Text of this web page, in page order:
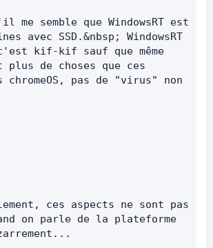
me semble que WindowsRT est
avec SSD.&nbsp; WindowsRT
c'est kif-kif sauf que même
plus de choses que ces
chromeOS, pas de "virus" non
ces aspects ne sont pas
on parle de la plateforme